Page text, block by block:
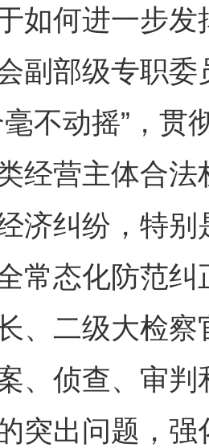
如何进一步
副部级专职
毫不动摇”，
经营主体合
济纠纷，特
常态化防范
、二级大检
、侦查、审
突出问题，